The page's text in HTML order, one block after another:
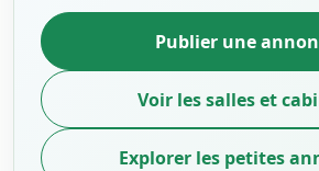
Publier une
Voir les salles et
Explorer les petites